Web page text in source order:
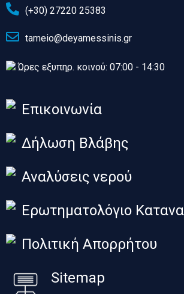
(+30) 27220 25383
tameio@deyamessinis.gr
Ώρες εξυπηρ. κοινού: 07:00 - 14:30
Επικοινωνία
Δήλωση Βλάβης
Αναλύσεις νερού
Ερωτηματολόγιο
Πολιτική Απορρήτου
Sitemap